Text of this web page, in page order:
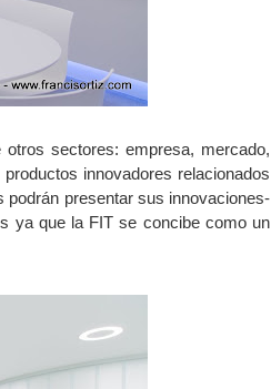
sectores: empresa, mercado,
innovadores relacionados
podrán presentar sus innovaciones-
ya que la FIT se concibe como un